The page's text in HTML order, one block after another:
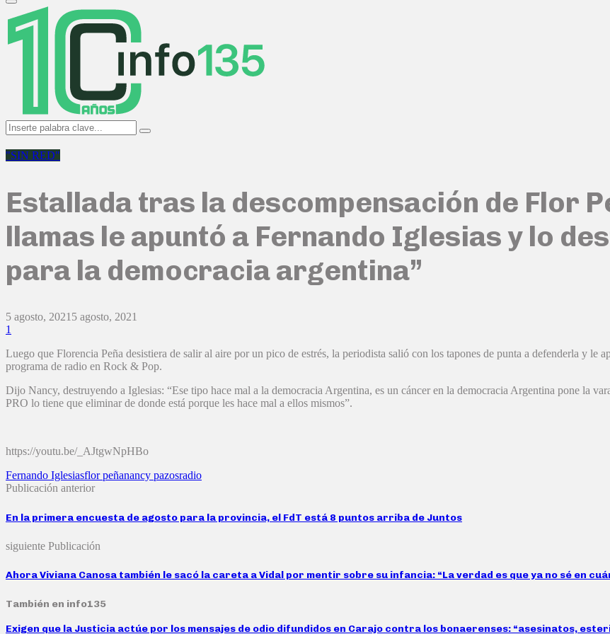
Primary
Menu
Search
for:
Search
"SIN RED"
Estallada tras la descompensación de Flor
llamas le apuntó a Fernando Iglesias y lo
para la democracia argentina”
5 agosto, 2021 5 agosto, 2021
1
Luego que Florencia Peña desistiera de salir al aire por un pico de estrés, la periodista salió con los tapones de punta a defenderla y le
programa de radio en Rock & Pop.
Dijo Nancy, destruyendo a Iglesias: “Ese tipo hace mal a la democracia Argentina, es un cáncer en la democracia Argentina pone la
PRO lo tiene que eliminar de donde está porque les hace mal a ellos mismos”.
https://youtu.be/_AJtgwNpHBo
Fernando Iglesiasflor peñanancy pazosradio
Publicación anterior
En la primera encuesta de agosto para la provincia, el FdT está 8 puntos arriba de Juntos
siguiente Publicación
Ahora Viviana Canosa también le sacó la careta a Vidal por mentir sobre su infancia: “La verdad es que ya no sé en
También en info135
Exigen que la Justicia actúe por los mensajes de odio difundidos en Carajo contra los bonaerenses: “asesinatos,